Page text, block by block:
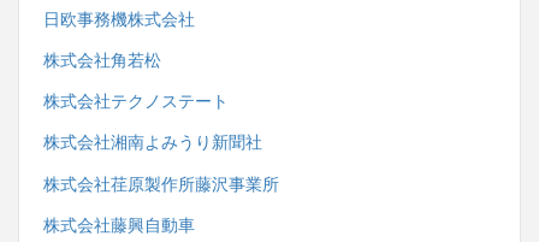
日欧事務機株式会社
株式会社角若松
株式会社テクノステート
株式会社湘南よみうり新聞社
株式会社荏原製作所藤沢事業所
株式会社藤興自動車